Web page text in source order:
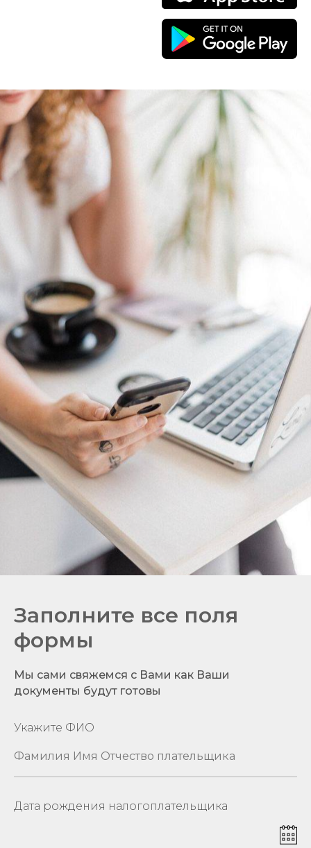
Заполните все поля
формы
Мы сами свяжемся с Вами как Ваши
документы будут готовы
Укажите ФИО
Дата рождения налогоплательщика